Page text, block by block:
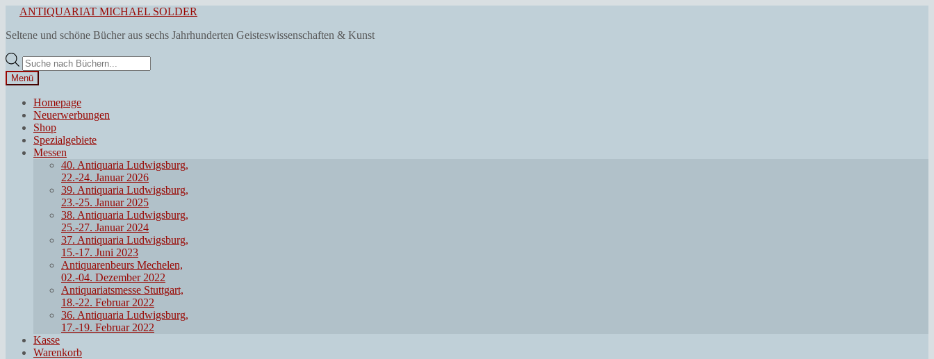
springen
Zum
springen
ANTIQUARIAT MICHAEL SOLDER
Seltene und schöne Bücher aus sechs Jahrhunderten Geisteswissenschaften & Kunst
Products
search
Menü
Homepage
Neuerwerbungen
Shop
Spezialgebiete
Messen
40. Antiquaria Ludwigsburg,
22.-24. Januar 2026
39. Antiquaria Ludwigsburg,
23.-25. Januar 2025
38. Antiquaria Ludwigsburg,
25.-27. Januar 2024
37. Antiquaria Ludwigsburg,
15.-17. Juni 2023
Antiquarenbeurs Mechelen,
02.-04. Dezember 2022
Antiquariatsmesse Stuttgart,
18.-22. Februar 2022
36. Antiquaria Ludwigsburg,
17.-19. Februar 2022
Kasse
Warenkorb